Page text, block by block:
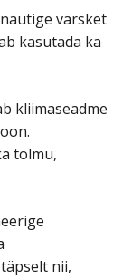
värsket
kasutada ka
kliimaseadme
tolmu,
nii,